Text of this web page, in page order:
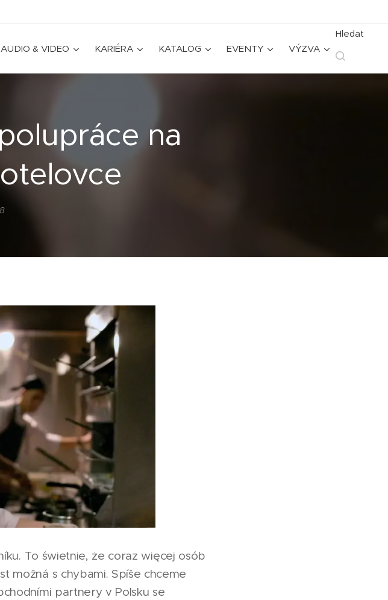
AUDIO & VIDEO KARIÉRA KATALOG EVENTY VÝZVA
Hledat
na
To świetnie, że coraz więcej osób
možná s chybami. Spíše chceme
partnery v Polsku se